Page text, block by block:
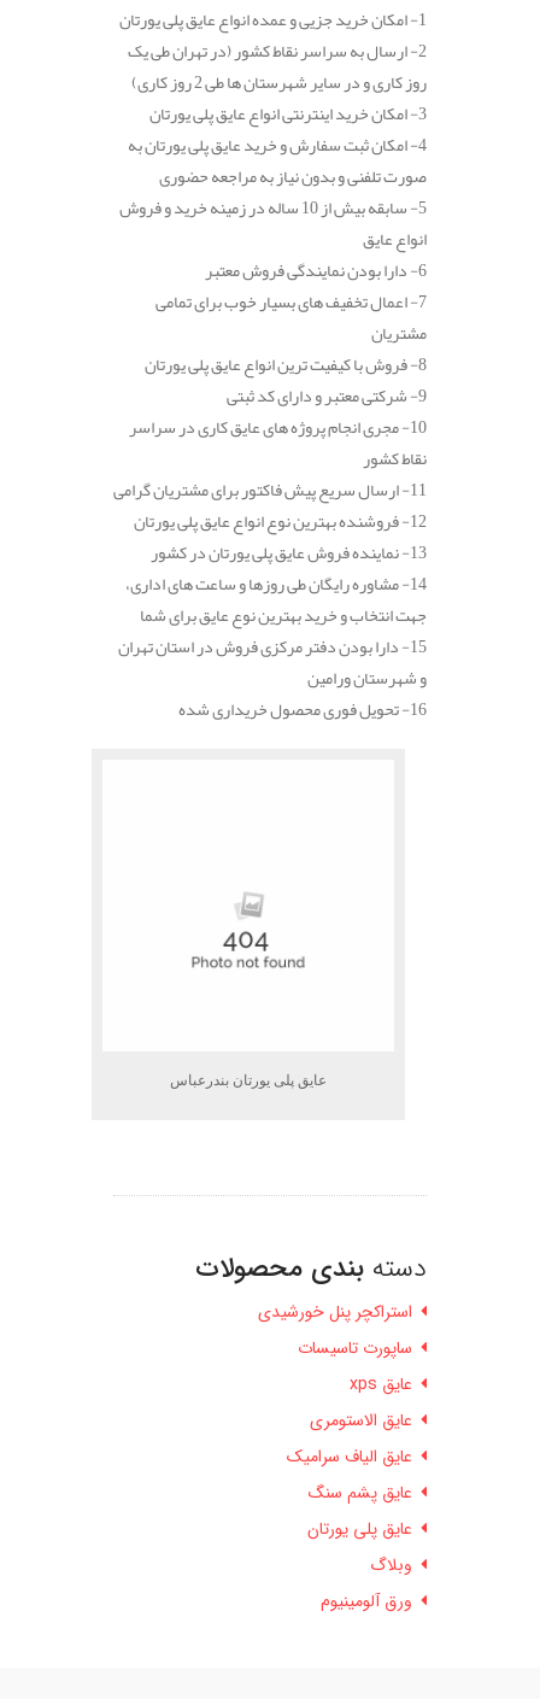
1- امکان خرید جزیی و عمده انواع عایق پلی یورتان
2- ارسال به سراسر نقاط کشور (در تهران طی یک
روز کاری و در سایر شهرستان ها طی 2 روز کاری)
3- امکان خرید اینترنتی انواع عایق پلی یورتان
4- امکان ثبت سفارش و خرید عایق پلی یورتان به
صورت تلفنی و بدون نیاز به مراجعه حضوری
5- سابقه بیش از 10 ساله در زمینه خرید و فروش
انواع عایق
6- دارا بودن نمایندگی فروش معتبر
7- اعمال تخفیف های بسیار خوب برای تمامی
مشتریان
8- فروش با کیفیت ترین انواع عایق پلی یورتان
9- شرکتی معتبر و دارای کد ثبتی
10- مجری انجام پروژه های عایق کاری در سراسر
نقاط کشور
11- ارسال سریع پیش فاکتور برای مشتریان گرامی
12- فروشنده بهترین نوع انواع عایق پلی یورتان
13- نماینده فروش عایق پلی یورتان در کشور
14- مشاوره رایگان طی روزها و ساعت های اداری،
جهت انتخاب و خرید بهترین نوع عایق برای شما
15- دارا بودن دفتر مرکزی فروش در استان تهران
و شهرستان ورامین
16- تحویل فوری محصول خریداری شده
عایق پلی یورتان بندرعباس
دسته بندی محصولات
استراکچر پنل خورشیدی
ساپورت تاسیسات
عایق xps
عایق الاستومری
عایق الیاف سرامیک
عایق پشم سنگ
عایق پلی یورتان
وبلاگ
ورق آلومینیوم